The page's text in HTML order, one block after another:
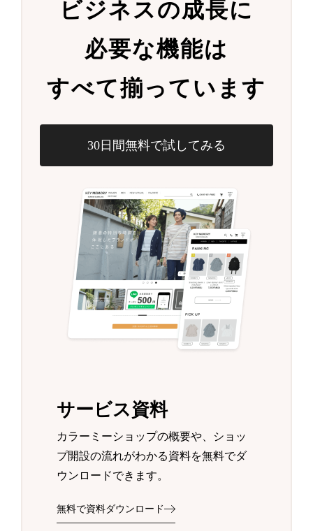
ビジネスの成長に
必要な機能は
すべて揃っています
30日間無料で試してみる
サービス資料
カラーミーショップの概要や、ショッ
プ開設の流れがわかる資料を無料でダ
ウンロードできます。
無料で資料ダウンロード